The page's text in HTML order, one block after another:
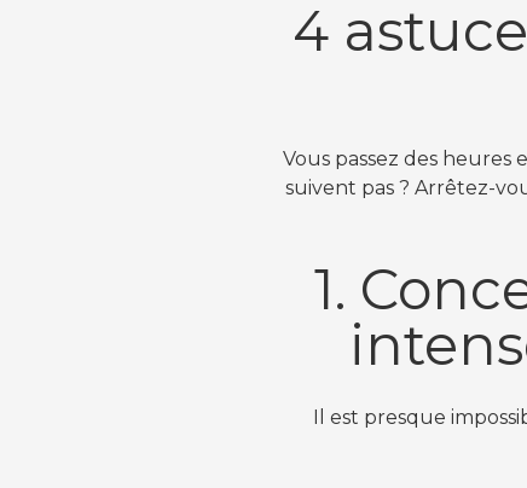
4
Vous passez des heures
suivent pas ? Arrêtez-
1.
Il est presque